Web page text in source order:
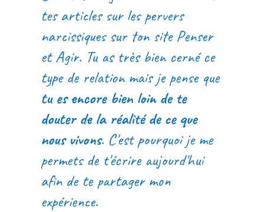
tes articles sur les pervers
narcissiques sur ton site Penser
et Agir. Tu as très bien cerné ce
type de relation mais je pense que
tu es encore bien loin de te
douter de la réalité de ce que
nous vivons. C'est pourquoi je me
permets de t'écrire aujourd'hui
afin de te partager mon
expérience.